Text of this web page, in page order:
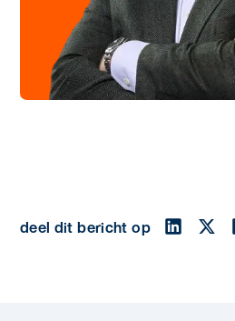
deel dit bericht op